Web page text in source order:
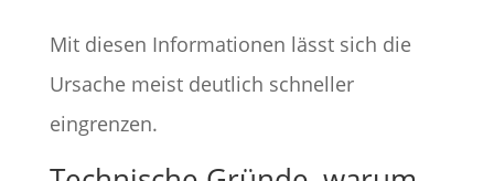
Mit diesen Informationen lässt sich die
Ursache meist deutlich schneller
eingrenzen.